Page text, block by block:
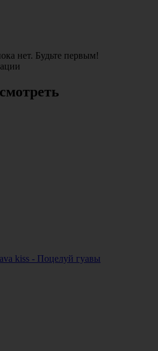
нет. Будьте первым!
kiss - Поцелуй гуавы